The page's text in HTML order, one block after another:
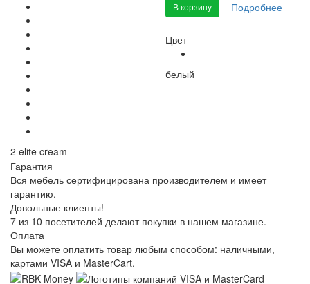
2 elite cream
В корзину Подробнее
Цвет
белый
Гарантия
Вся мебель сертифицирована производителем и имеет
гарантию.
Довольные клиенты!
7 из 10 посетителей делают покупки в нашем магазине.
Оплата
Вы можете оплатить товар любым способом: наличными,
картами VISA и MasterCart.